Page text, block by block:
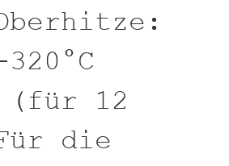
(für 12
die